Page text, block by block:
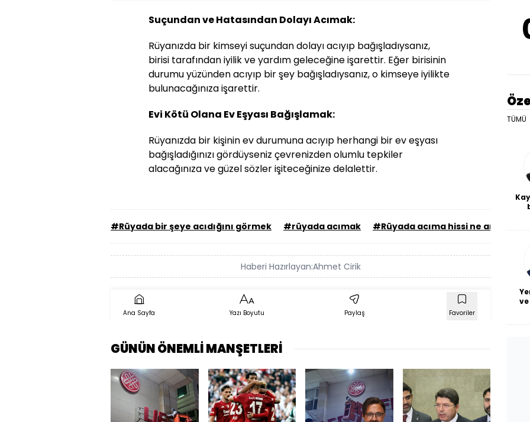
Suçundan ve Hatasından Dolayı Acımak:
Rüyanızda bir kimseyi suçundan dolayı acıyıp bağışladıysanız,
birisi tarafından iyilik ve yardım geleceğine işarettir. Eğer birisinin
durumu yüzünden acıyıp bir şey bağışladıysanız, o kimseye iyilikte
bulunacağınıza işarettir.
Evi Kötü Olana Ev Eşyası Bağışlamak:
Rüyanızda bir kişinin ev durumuna acıyıp herhangi bir ev eşyası
bağışladığınızı gördüyseniz çevrenizden olumlu tepkiler
alacağınıza ve güzel sözler işiteceğinize delalettir.
#Rüyada bir şeye acıdığını görmek #rüyada acımak #Rüyada acıma hissi ne anlama
Haberi Hazırlayan:Ahmet Cirik
Ana Sayfa Yazı Boyutu Paylaş Favoriler
GÜNÜN ÖNEMLİ MANŞETLERİ
TÜMÜ